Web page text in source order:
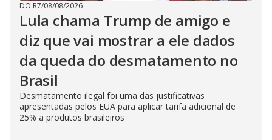
DO R7/08/08/2026
Lula chama Trump de amigo e
diz que vai mostrar a ele dados
da queda do desmatamento no
Brasil
Desmatamento ilegal foi uma das justificativas
apresentadas pelos EUA para aplicar tarifa adicional de
25% a produtos brasileiros